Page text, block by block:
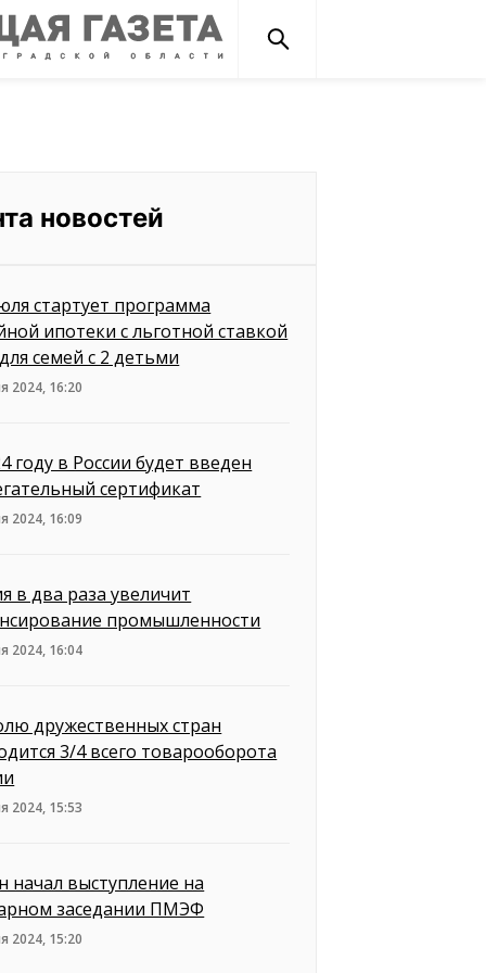
новостей
стартует программа
ипотеки с льготной ставкой
семей с 2 детьми
2024, 16:20
году в России будет введен
сертификат
2024, 16:09
в два раза увеличит
промышленности
2024, 16:04
дружественных стран
3/4 всего товарооборота
2024, 15:53
начал выступление на
заседании ПМЭФ
2024, 15:20